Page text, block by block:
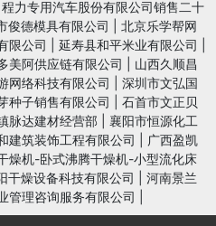
程力专用汽车股份有限公司销售二十
俊德模具有限公司
北京乐学帮网
限公司 延寿县和平米业有限公司
美阿供应链有限公司
山西久顺昌
网络科技有限公司
深圳市文弘国
种子销售有限公司
石首市文正贝
脉达建材经营部
襄阳市恒源化工
建筑装饰工程有限公司
广西盈凯
燥机-卧式沸腾干燥机-小型流化床
干燥设备科技有限公司
河南景兰
管理咨询服务有限公司